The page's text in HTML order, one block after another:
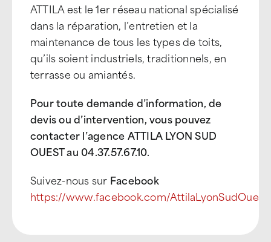
ATTILA est le 1er réseau national spécialisé
dans la réparation, l’entretien et la
maintenance de tous les types de toits,
qu’ils soient industriels, traditionnels, en
terrasse ou amiantés.
Pour toute demande d’information, de
devis ou d’intervention, vous pouvez
contacter l’agence ATTILA LYON SUD
OUEST au 04.37.57.67.10.
Suivez-nous sur Facebook
https://www.facebook.com/